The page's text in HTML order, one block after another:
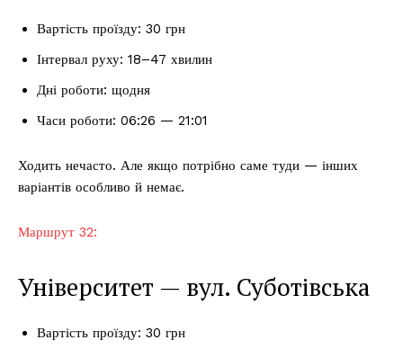
Вартість проїзду: 30 грн
Інтервал руху: 18–47 хвилин
Дні роботи: щодня
Часи роботи: 06:26 — 21:01
Ходить нечасто. Але якщо потрібно саме туди — інших
варіантів особливо й немає.
Маршрут 32:
Університет — вул. Суботівська
Вартість проїзду: 30 грн